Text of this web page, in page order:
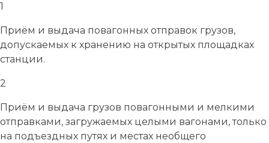
1
Приём и выдача повагонных отправок грузов,
допускаемых к хранению на открытых площадках
станции.
2
Приём и выдача грузов повагонными и мелкими
отправками, загружаемых целыми вагонами, только
на подъездных путях и местах необщего